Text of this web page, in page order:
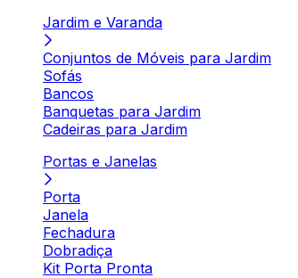
Jardim e Varanda
Conjuntos de Móveis para Jardim
Sofás
Bancos
Banquetas para Jardim
Cadeiras para Jardim
Portas e Janelas
Porta
Janela
Fechadura
Dobradiça
Kit Porta Pronta